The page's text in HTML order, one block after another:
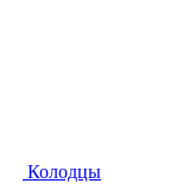
Колодцы